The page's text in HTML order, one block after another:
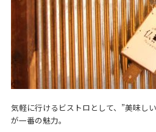
気軽に行けるビストロとして、”美味し
が一番の魅力。